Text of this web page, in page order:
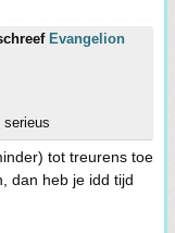
Evangelion
tot treurens toe
dan heb je idd tijd